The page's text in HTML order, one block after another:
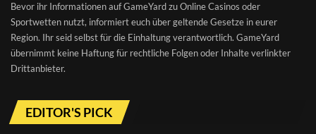
Bevor ihr Informationen auf GameYard zu Online Casinos oder
Sportwetten nutzt, informiert euch über geltende Gesetze in eurer
Region. Ihr seid selbst für die Einhaltung verantwortlich. GameYard
übernimmt keine Haftung für rechtliche Folgen oder Inhalte verlinkter
Drittanbieter.
EDITOR'S PICK